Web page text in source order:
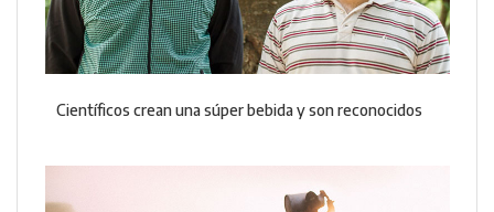
Científicos crean una súper bebida y son reconocidos